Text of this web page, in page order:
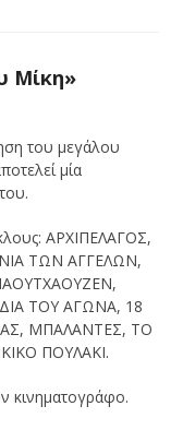
Μίκη»
του μεγάλου
μία
ΑΡΧΙΠΕΛΑΓΟΣ,
ΤΩΝ ΑΓΓΕΛΩΝ,
ΤΟΥ ΑΓΩΝΑ, 18
ΜΠΑΛΑΝΤΕΣ, ΤΟ
ΠΟΥΛΑΚΙ.
κινηματογράφο.